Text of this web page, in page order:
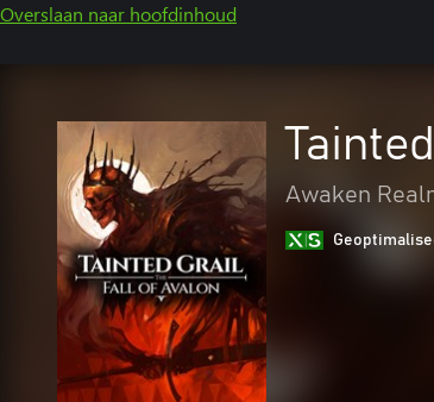
Overslaan naar hoofdinhoud
Awaken